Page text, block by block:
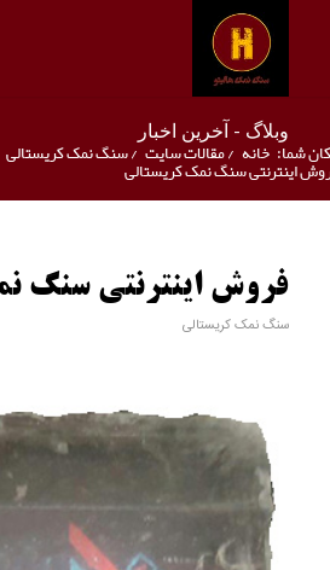
وبلاگ - آخرین اخبار
شما: خانه /مقالات سایت /سنگ نمک کریستالی
اینترنتی سنگ نمک کریستالی
فروش اینترنتی سنگ
سنگ نمک کریستالی